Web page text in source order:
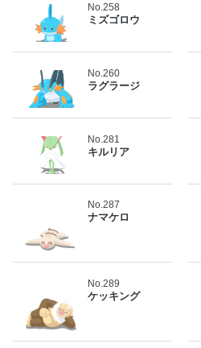
No.258
ミズゴロウ
No.260
ラグラージ
No.281
キルリア
No.287
ナマケロ
No.289
ケッキング